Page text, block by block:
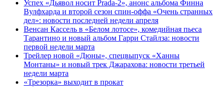
Успех «Дьявол носит Prada-2», анонс альбома Финна
Вулфхарда и второй сезон спин-оффа «Очень странных
дел»: новости последней недели апреля
Венсан Кассель в «Белом лотосе», комедийная пьеса
Тарантино и новый альбом Гарри Стайлза: новости
первой недели марта
Трейлер новой «Дюны», спецвыпуск «Ханны
Монтаны» и новый трек Джарахова: новости третьей
недели марта
«Трезорка» выходит в прокат